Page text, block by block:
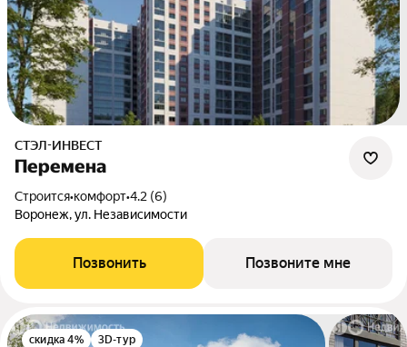
СТЭЛ-ИНВЕСТ
Перемена
Строится•комфорт•4.2 (6)
Воронеж, ул. Независимости
Позвонить Позвоните мне
скидка 4% 3D-тур